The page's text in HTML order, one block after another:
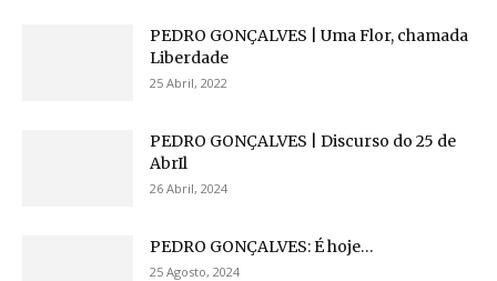
PEDRO GONÇALVES | Uma Flor, chamada
Liberdade
25 Abril, 2022
PEDRO GONÇALVES | Discurso do 25 de
AbrIl
26 Abril, 2024
PEDRO GONÇALVES: É hoje…
25 Agosto, 2024